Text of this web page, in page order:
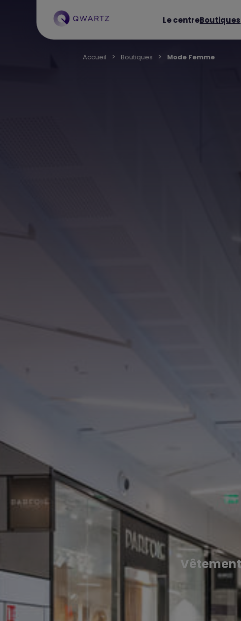
Le centreBoutiques
Accueil Boutiques Mode Femme